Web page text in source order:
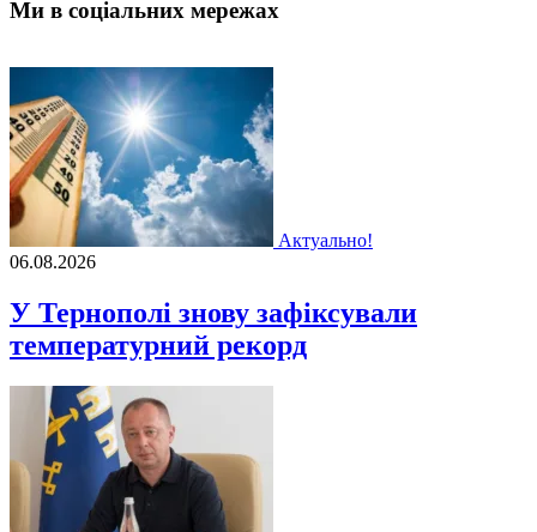
Ми в соціальних мережах
Актуально!
06.08.2026
У Тернополі знову зафіксували
температурний рекорд